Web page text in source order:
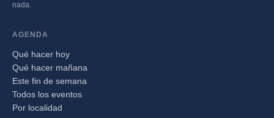
nada.
AGENDA
Qué hacer hoy
Qué hacer mañana
Este fin de semana
Todos los eventos
Por localidad